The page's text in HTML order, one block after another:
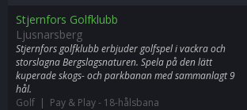
Stjernfors Golfklubb
Ljusnarsberg
Stjernfors golfklubb erbjuder golfspel i vackra och
storslagna Bergslagsnaturen. Spela på den lätt
kuperade skogs- och parkbanan med sammanlagt 9
hål.
Golf | Pay & Play- 18-hålsbana